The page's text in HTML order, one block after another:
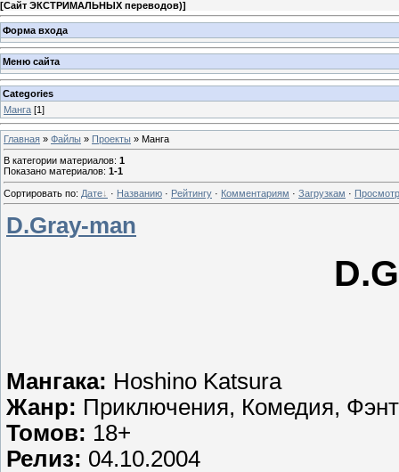
[Сайт ЭКСТРИМАЛЬНЫХ переводов)]
Форма входа
Меню сайта
Categories
Манга [1]
Главная » Файлы » Проекты » Манга
В категории материалов: 1
Показано материалов: 1-1
Сортировать по: Дате · Названию · Рейтингу · Комментариям · Загрузкам ·
D.Gray-man
Мангака: Hoshino Katsura
Жанр: Приключения, Комедия,
Томов: 18+
Релиз: 04.10.2004